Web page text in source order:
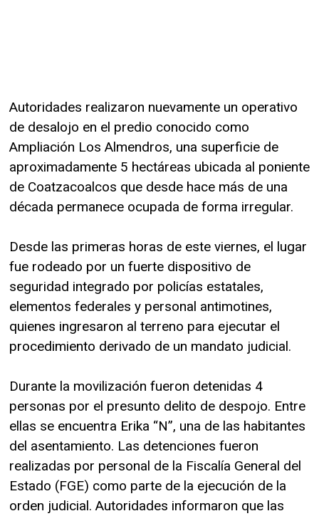
Autoridades realizaron nuevamente un operativo
de desalojo en el predio conocido como
Ampliación Los Almendros, una superficie de
aproximadamente 5 hectáreas ubicada al poniente
de Coatzacoalcos que desde hace más de una
década permanece ocupada de forma irregular.
Desde las primeras horas de este viernes, el lugar
fue rodeado por un fuerte dispositivo de
seguridad integrado por policías estatales,
elementos federales y personal antimotines,
quienes ingresaron al terreno para ejecutar el
procedimiento derivado de un mandato judicial.
Durante la movilización fueron detenidas 4
personas por el presunto delito de despojo. Entre
ellas se encuentra Erika “N”, una de las habitantes
del asentamiento. Las detenciones fueron
realizadas por personal de la Fiscalía General del
Estado (FGE) como parte de la ejecución de la
orden judicial. Autoridades informaron que las